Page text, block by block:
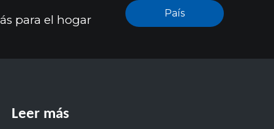
para el hogar
País
Leer más